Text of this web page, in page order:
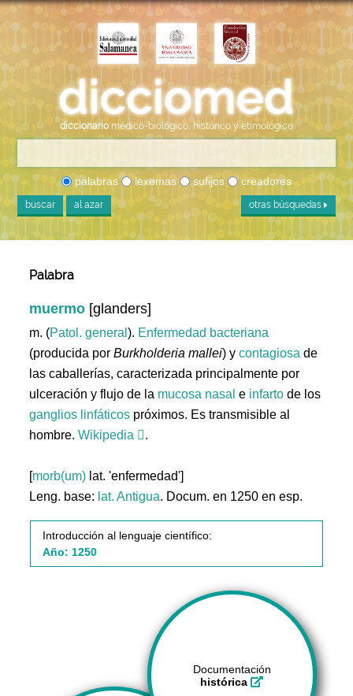
diccionario médico-biológico, histórico y etimológico
palabras lexemas sufijos creadores
buscar al azar otras búsquedas
Palabra
muermo [glanders]
m. (Patol. general). Enfermedad bacteriana
(producida porBurkholderia mallei) ycontagiosa de
las caballerías, caracterizada principalmente por
ulceración y flujo de la mucosa nasal e infarto de los
ganglios linfáticos próximos. Es transmisible al
hombre.Wikipedia .
[morb(um) lat. 'enfermedad']
Leng. base: lat. Antigua. Docum. en 1250 en esp.
Introducción al lenguaje científico:
Año: 1250
Documentación
histórica